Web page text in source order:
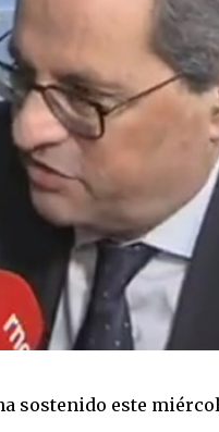
sostenido este